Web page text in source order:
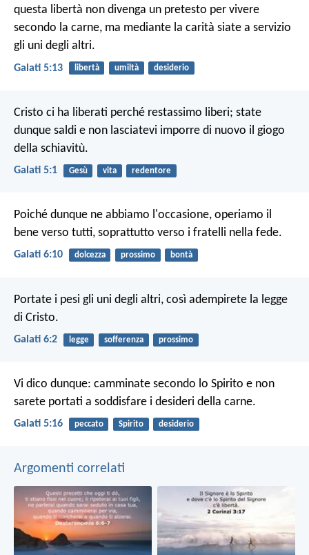
questa libertà non divenga un pretesto per vivere
secondo la carne, ma mediante la carità siate a servizio
gli uni degli altri.
Galati 5:13 libertà umiltà desiderio
Cristo ci ha liberati perché restassimo liberi; state
dunque saldi e non lasciatevi imporre di nuovo il giogo
della schiavitù.
Galati 5:1 Gesù vita redentore
Poiché dunque ne abbiamo l'occasione, operiamo il
bene verso tutti, soprattutto verso i fratelli nella fede.
Galati 6:10 dolcezza prossimo bontà
Portate i pesi gli uni degli altri, così adempirete la legge
di Cristo.
Galati 6:2 legge sofferenza prossimo
Vi dico dunque: camminate secondo lo Spirito e non
sarete portati a soddisfare i desideri della carne.
Galati 5:16 peccato Spirito desiderio
Argomenti correlati